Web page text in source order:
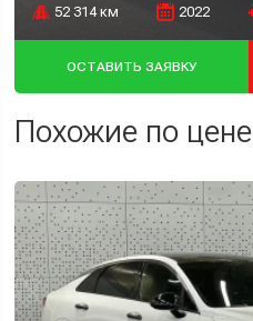
52 314 км 2022
ОСТАВИТЬ ЗАЯВКУ
Похожие по цене